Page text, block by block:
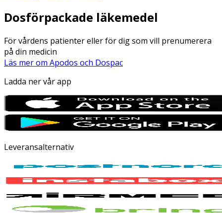
Dosförpackade läkemedel
För vårdens patienter eller för dig som vill prenumerera
på din medicin
Läs mer om Apodos och Dospac
Ladda ner vår app
Leveransalternativ